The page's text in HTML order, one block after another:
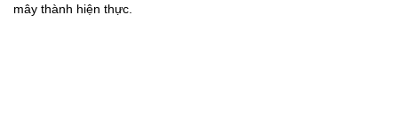
mây thành hiện thực.